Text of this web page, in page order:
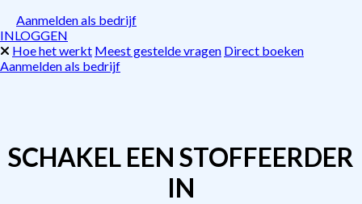
Aanmelden als bedrijf
INLOGGEN
Hoe het werkt Meest gestelde vragen Direct boeken
Aanmelden als bedrijf
SCHAKEL EEN STOFFEERDER
IN